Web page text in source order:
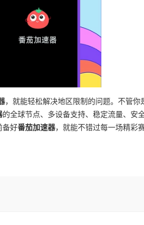
，就能轻松解决地区限制的问题。不管你
的全球节点、多设备支持、稳定流量、安
备好番茄加速器，就能不错过每一场精彩赛